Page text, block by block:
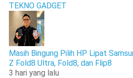
TEKNO GADGET
Masih Bingung Pilih HP Lipat
Z Fold8 Ultra, Fold8, dan Flip8
3 hari yang lalu